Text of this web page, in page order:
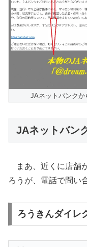
JAネットバンクか
JAネットバン
まあ、近くに店舗
ろうが、電話で問い
ろうきんダイレ